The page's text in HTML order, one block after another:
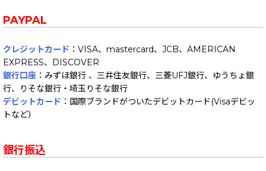
PAYPAL
クレジットカード ：VISA、mastercard、JCB、AMERICAN
EXPRESS、DISCOVER
銀行口座 ：みずほ銀行 、三井住友銀行、三菱UFJ銀行、ゆうちょ銀
行、りそな銀行・埼玉りそな銀行
デビットカード ：国際ブランドがついたデビットカード(Visaデビッ
トなど）
銀行振込